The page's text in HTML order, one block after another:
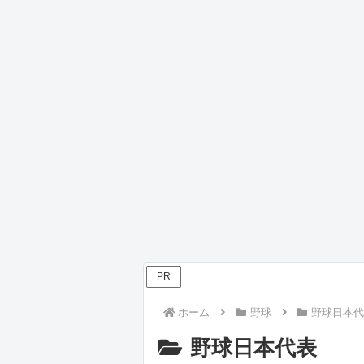
PR
ホーム 野球 野球日本
野球日本代表